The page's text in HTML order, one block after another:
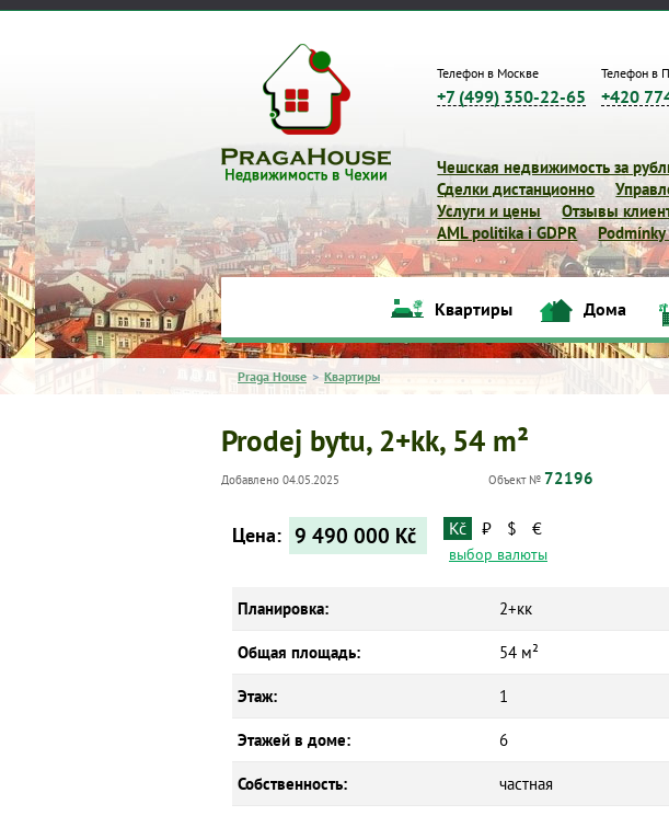
Телефон в Москве
+7 (499) 350-22-65
Телефон в
+420
Чешская недвижимость за
Сделки дистанционно
Услуги и цены
Отзывы
AML politika i GDPR
Квартиры Дома
Квартиры Дома
Praga House > Квартиры
Prodej bytu, 2+kk, 54 m²
Добавлено 04.05.2025 Объект № 72196
Цена: 9 490 000 Kč Kč ₽ $ €
выбор валюты
Планировка: 2+кк
Общая площадь: 54 м²
Этаж: 1
Этажей в доме: 6
Собственность: частная